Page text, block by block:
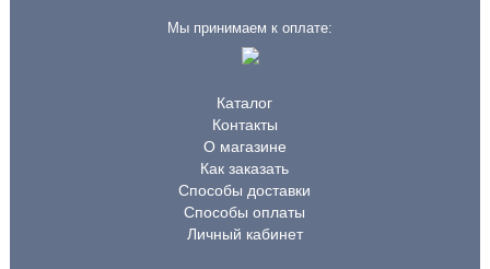
Мы принимаем к оплате:
Каталог
Контакты
О магазине
Как заказать
Способы доставки
Способы оплаты
Личный кабинет